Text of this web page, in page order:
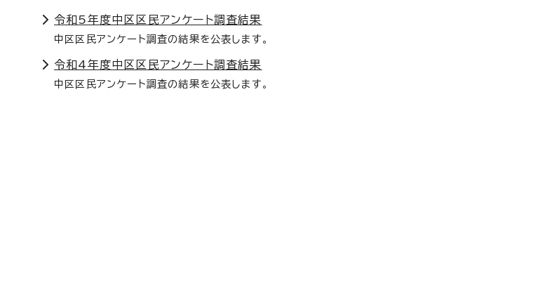
令和5年度中区区民アンケート調査結果
中区区民アンケート調査の結果を公表します。
令和4年度中区区民アンケート調査結果
中区区民アンケート調査の結果を公表します。